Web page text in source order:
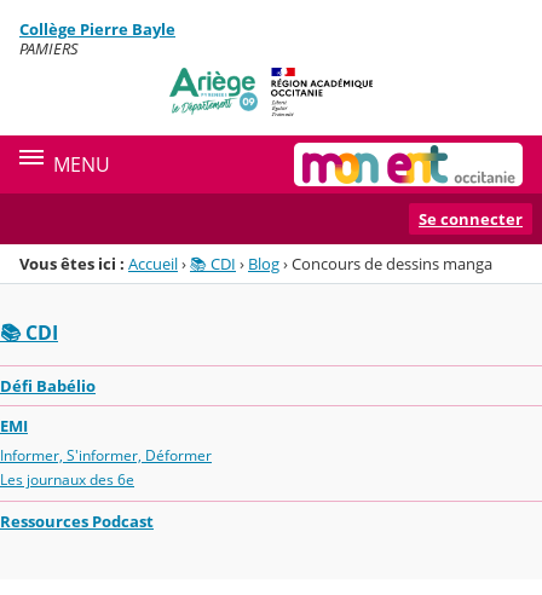
Menu de la rubrique
Contenu
Collège Pierre Bayle
PAMIERS
MENU
Se connecter
Vous êtes ici : Accueil›📚 CDI › Blog›Concours de dessins manga
📚 CDI
Défi Babélio
EMI
Informer, S'informer, Déformer
Les journaux des 6e
Ressources Podcast